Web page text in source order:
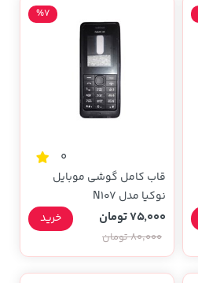
0
قاب کامل گوشی موبایل
نوکیا مدل N107
%7
75,000 تومان
80,000 تومان
خرید